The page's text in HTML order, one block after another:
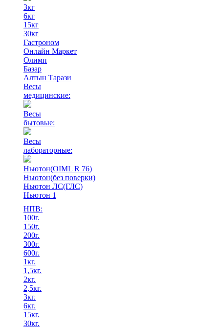
3кг
6кг
15кг
30кг
Гастроном
Онлайн Маркет
Олимп
Базар
Алтын Тарази
Весы
медицинские:
Весы
бытовые:
Весы
лабораторные:
Ньютон(OIML R 76)
Ньютон(без поверки)
Ньютон ЛС(ГЛС)
Ньютон 1
НПВ:
100г.
150г.
200г.
300г.
600г.
1кг.
1,5кг.
2кг.
2,5кг.
3кг.
6кг.
15кг.
30кг.